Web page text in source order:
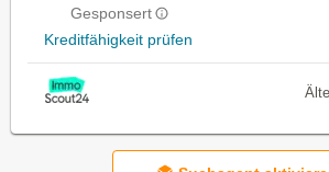
Gesponsert
Kreditfähigkeit prüfen